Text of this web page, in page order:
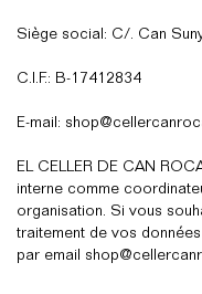
Siège social: C/. Can
C.I.F.: B-17412834
E-mail:
EL CELLER DE CAN
interne comme
organisation. Si vous
traitement de vos
par email